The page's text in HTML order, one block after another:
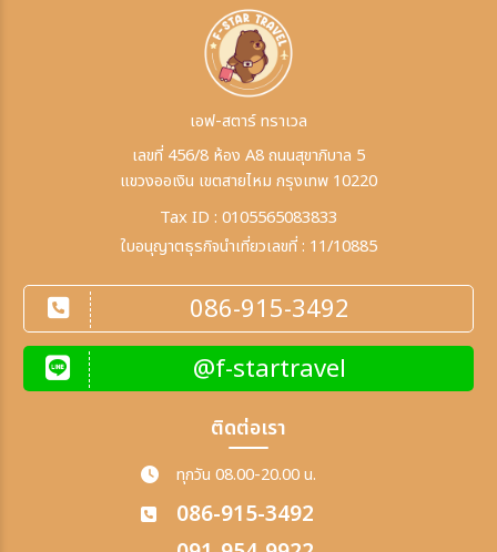
เอฟ-สตาร์ ทราเวล
เลขที่ 456/8 ห้อง A8 ถนนสุขาภิบาล 5
แขวงออเงิน เขตสายไหม กรุงเทพ 10220
Tax ID : 0105565083833
ใบอนุญาตธุรกิจนำเที่ยวเลขที่ : 11/10885
086-915-3492
@f-startravel
ติดต่อเรา
ทุกวัน 08.00-20.00 น.
086-915-3492